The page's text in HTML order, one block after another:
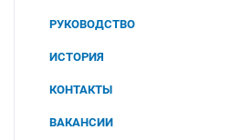
РУКОВОДСТВО
ИСТОРИЯ
КОНТАКТЫ
ВАКАНСИИ